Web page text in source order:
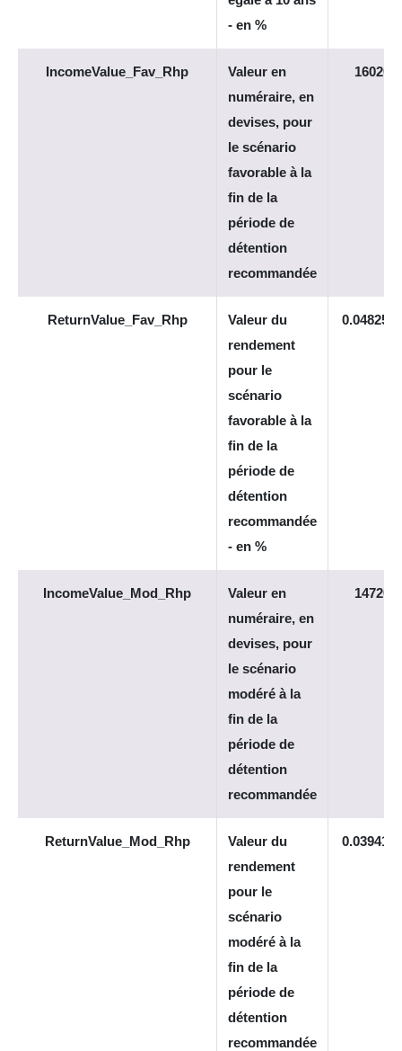
- en %
IncomeValue_Fav_Rhp
Valeur en
numéraire, en
devises, pour
le scénario
favorable à la
fin de la
période de
détention
recommandée
16020
ReturnValue_Fav_Rhp
Valeur du
rendement
pour le
scénario
favorable à la
fin de la
période de
détention
recommandée
- en %
0.0482533
IncomeValue_Mod_Rhp
Valeur en
numéraire, en
devises, pour
le scénario
modéré à la
fin de la
période de
détention
recommandée
14720
ReturnValue_Mod_Rhp
Valeur du
rendement
pour le
scénario
modéré à la
fin de la
période de
détention
recommandée
0.0394193